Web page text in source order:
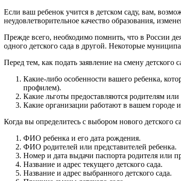
Если ваш ребенок учится в детском саду, вам,
неудовлетворительное качество образования,
Прежде всего, необходимо помнить, что в России
одного детского сада в другой. Некоторые
Перед тем, как подать заявление на смену
Какие-либо особенности вашего ребенка,
профилем).
Какие льготы предоставляются родителям
Какие организации работают в вашем городе
Когда вы определитесь с выбором нового
ФИО ребенка и его дата рождения.
ФИО родителей или представителей ребенка.
Номер и дата выдачи паспорта родителя или
Название и адрес текущего детского сада.
Название и адрес выбранного детского сада.